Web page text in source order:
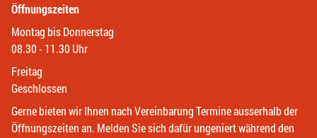
Öffnungszeiten
Montag bis Donnerstag
08.30 - 11.30 Uhr
Freitag
Geschlossen
Gerne bieten wir Ihnen nach Vereinbarung Termine ausserhalb der
Öffnungszeiten an. Melden Sie sich dafür ungeniert während den